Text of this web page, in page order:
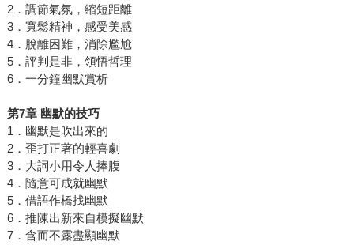
2．調節氣氛，縮短距離
3．寬鬆精神，感受美感
4．脫離困難，消除尷尬
5．評判是非，領悟哲理
6．一分鐘幽默賞析
第7章 幽默的技巧
1．幽默是吹出來的
2．歪打正著的輕喜劇
3．大詞小用令人捧腹
4．隨意可成就幽默
5．借語作橋找幽默
6．推陳出新來自模擬幽默
7．含而不露盡顯幽默